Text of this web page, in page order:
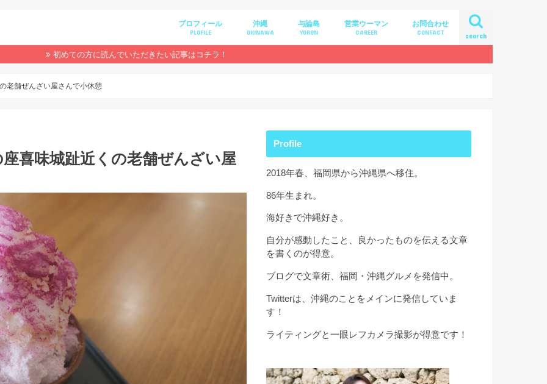
search
プロフィール
PLOFILE
沖縄
OKINAWA
与論島
YORON
営業ウーマン
CAREER
お問合わせ
CONTACT
初めての方に読んでいただきたい記事はコチラ！
老舗ぜんざい屋さんで小休憩
座喜味城趾近くの老舗ぜんざい屋
Profile
2018年春、福岡県から沖縄県へ移住。
86年生まれ。
海好きで沖縄好き。
自分が感動したこと、良かったものを伝える文章
を書くのが得意。
ブログで文章術、福岡・沖縄グルメを発信中。
Twitterは、沖縄のことをメインに発信していま
す！
ライティングと一眼レフカメラ撮影が得意です！